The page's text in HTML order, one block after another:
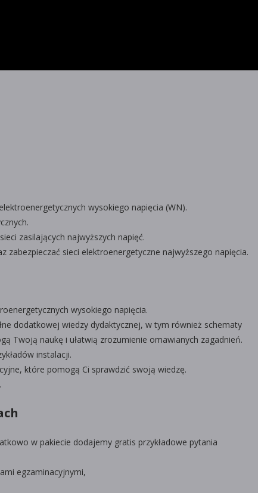
wysokiego napięcia (WN).
zasilających najwyższych napięć.
zabezpieczać sieci elektroenergetyczne najwyższego napięcia.
wysokiego napięcia.
dodatkowej wiedzy dydaktycznej, w tym również schematy
Twoją naukę i ułatwią zrozumienie omawianych zagadnień.
instalacji.
które pomogą Ci sprawdzić swoją wiedzę.
w pakiecie dodajemy gratis przykładowe pytania
egzaminacyjnymi,